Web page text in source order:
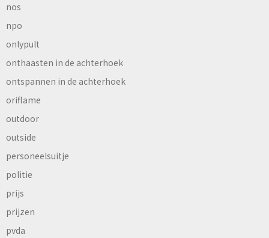
nos
npo
onlypult
onthaasten in de achterhoek
ontspannen in de achterhoek
oriflame
outdoor
outside
personeelsuitje
politie
prijs
prijzen
pvda